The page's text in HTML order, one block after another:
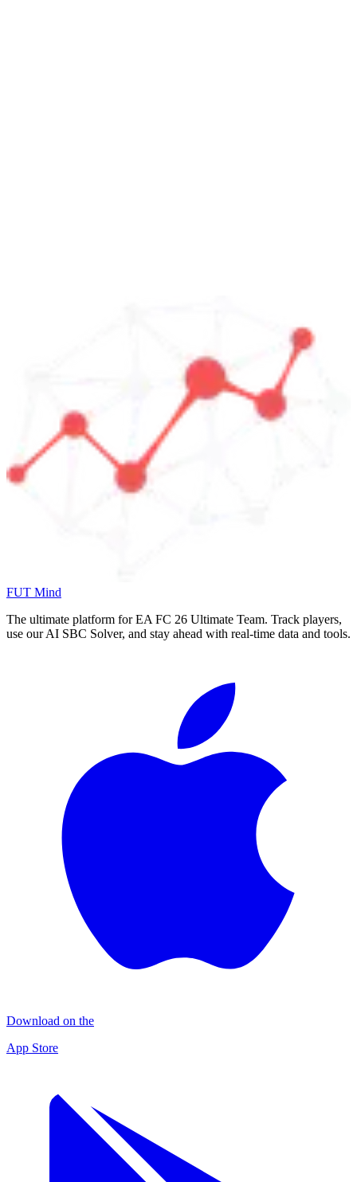
FUT Mind
The ultimate platform for EA FC 26 Ultimate Team. Track players,
use our AI SBC Solver, and stay ahead with real-time data and tools.
Download on the
App Store